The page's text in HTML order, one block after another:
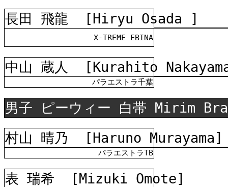
長田 飛龍 [Hiryu Osada ]
X-TREME EBINA
中山 蔵人 [Kurahito
パラエストラ千葉
男子 ピーウィー 白帯 Mirim
村山 晴乃
[Haruno Murayama]
パラエストラTB
表 瑞希 [Mizuki Omote]